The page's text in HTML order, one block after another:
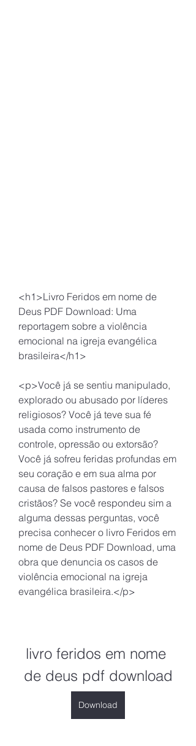
<h1>Livro Feridos em nome de
Deus PDF Download: Uma
reportagem sobre a violência
emocional na igreja evangélica
brasileira</h1>
<p>Você já se sentiu manipulado,
explorado ou abusado por líderes
religiosos? Você já teve sua fé
usada como instrumento de
controle, opressão ou extorsão?
Você já sofreu feridas profundas em
seu coração e em sua alma por
causa de falsos pastores e falsos
cristãos? Se você respondeu sim a
alguma dessas perguntas, você
precisa conhecer o livro Feridos em
nome de Deus PDF Download, uma
obra que denuncia os casos de
violência emocional na igreja
evangélica brasileira.</p>
livro feridos em nome
de deus pdf download
Download